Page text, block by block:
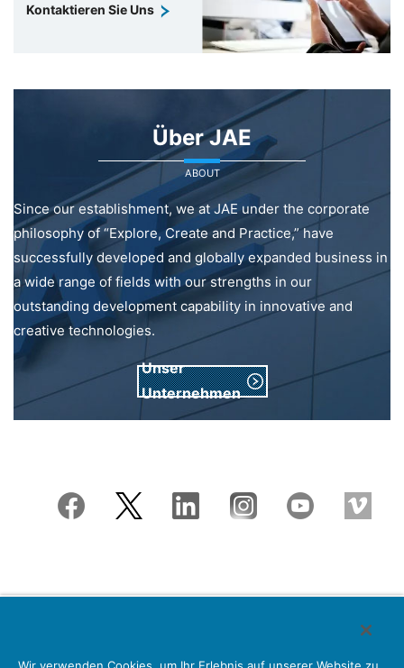
Kontaktieren Sie Uns
Über JAE
ABOUT
Since our establishment, we at JAE under the corporate
philosophy of “Explore, Create and Practice,” have
successfully developed and globally expanded business in
a wide range of fields with our strengths in our
outstanding development capability in innovative and
creative technologies.
Unser
Unternehmen